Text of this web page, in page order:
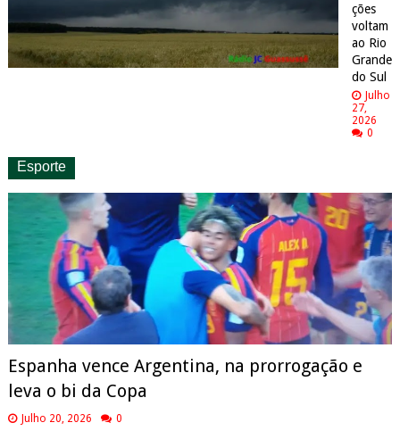
ções
voltam
ao Rio
Grande
do Sul
Julho
27,
2026
0
Esporte
Espanha vence Argentina, na prorrogação e
leva o bi da Copa
Julho 20, 2026 0